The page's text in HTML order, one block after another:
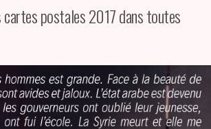
cartes postales 2017 dans toutes